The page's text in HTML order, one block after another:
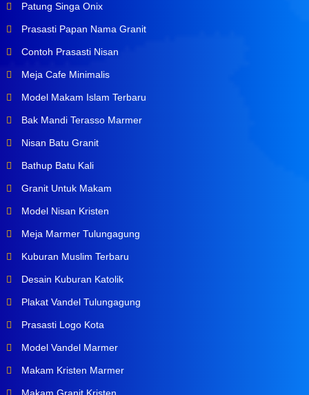
Patung Singa Onix
Prasasti Papan Nama Granit
Contoh Prasasti Nisan
Meja Cafe Minimalis
Model Makam Islam Terbaru
Bak Mandi Terasso Marmer
Nisan Batu Granit
Bathup Batu Kali
Granit Untuk Makam
Model Nisan Kristen
Meja Marmer Tulungagung
Kuburan Muslim Terbaru
Desain Kuburan Katolik
Plakat Vandel Tulungagung
Prasasti Logo Kota
Model Vandel Marmer
Makam Kristen Marmer